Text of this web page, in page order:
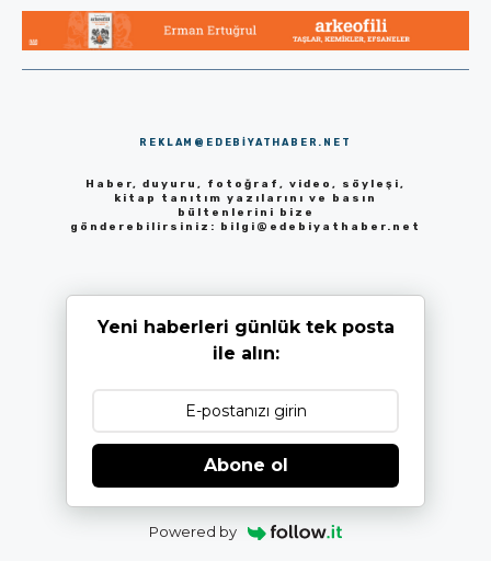
REKLAM@EDEBIYATHABER.NET
Haber, duyuru, fotoğraf, video, söyleşi,
kitap tanıtım yazılarını ve basın
bültenlerini bize
gönderebilirsiniz:
bilgi@edebiyathaber.net
Yeni haberleri günlük tek posta
ile alın:
Abone ol
Powered by